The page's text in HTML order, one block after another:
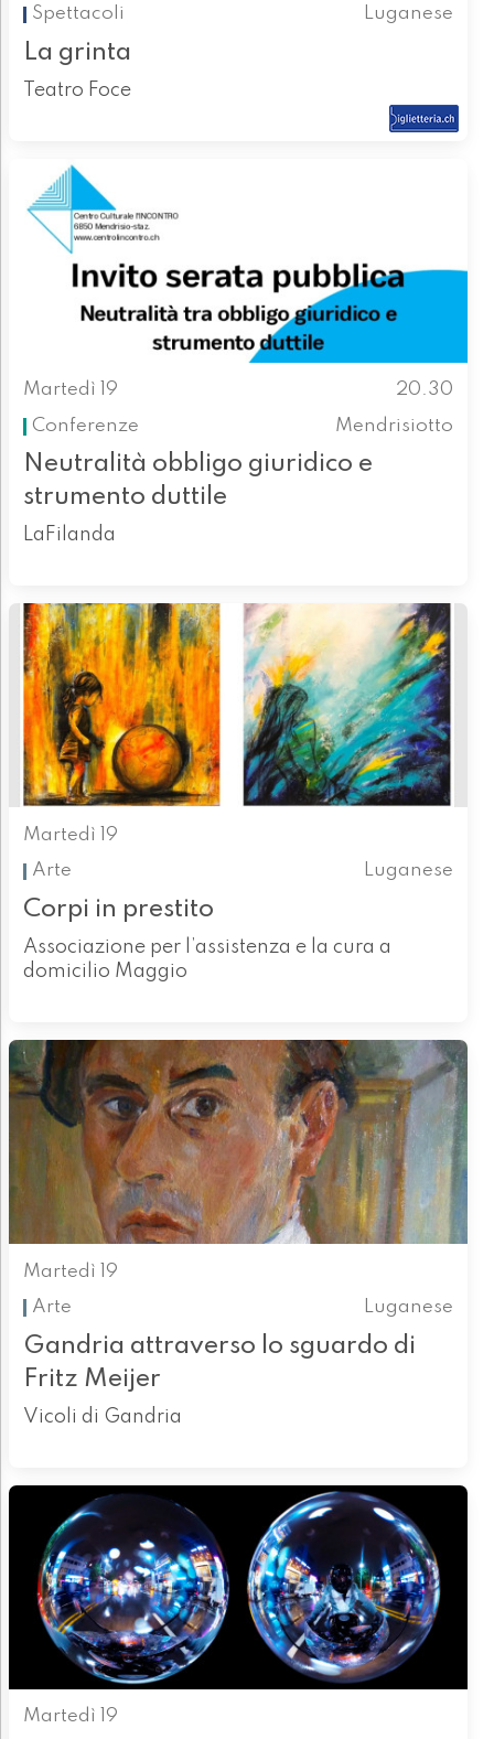
Spettacoli
Luganese
La grinta
Teatro Foce
Martedì 19
20.30
Conferenze
Mendrisiotto
Neutralità obbligo giuridico e
strumento duttile
LaFilanda
Martedì 19
Arte
Luganese
Corpi in prestito
Associazione per l’assistenza e la cura a
domicilio Maggio
Martedì 19
Arte
Luganese
Gandria attraverso lo sguardo di
Fritz Meijer
Vicoli di Gandria
Martedì 19